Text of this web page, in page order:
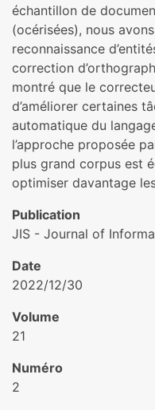
échantillon de
(océrisées), nous
reconnaissance
correction
montré que le
d’améliorer certaines
automatique du
l’approche proposée
plus grand corpus est
optimiser davantage
Publication
JIS - Journal of
Date
2022/12/30
Volume
21
Numéro
2